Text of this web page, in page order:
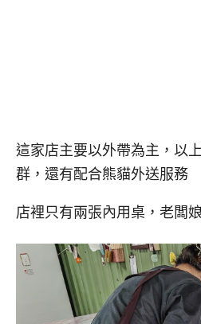
這家店主要以外帶為主，以
群，還有配合熊貓外送服務
店裡只有兩張內用桌，老闆